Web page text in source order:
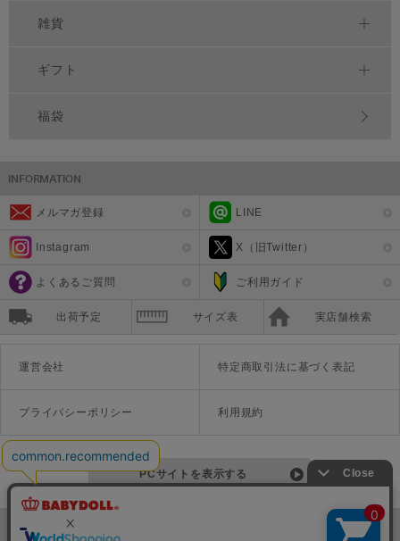
雑貨
ギフト
福袋
メルマガ登録 LINE
Instagram X（旧Twitter）
よくあるご質問 ご利用ガイド
出荷予定 サイズ表 実店舗検索
運営会社 特定商取引法に基づく表記
プライバシーポリシー 利用規約
PCサイトを表示する
©Disney ©Disney/Pixar ©Disney. Based on the "Winnie the Pooh" works by A.A. Milne and E.H. Shepard.